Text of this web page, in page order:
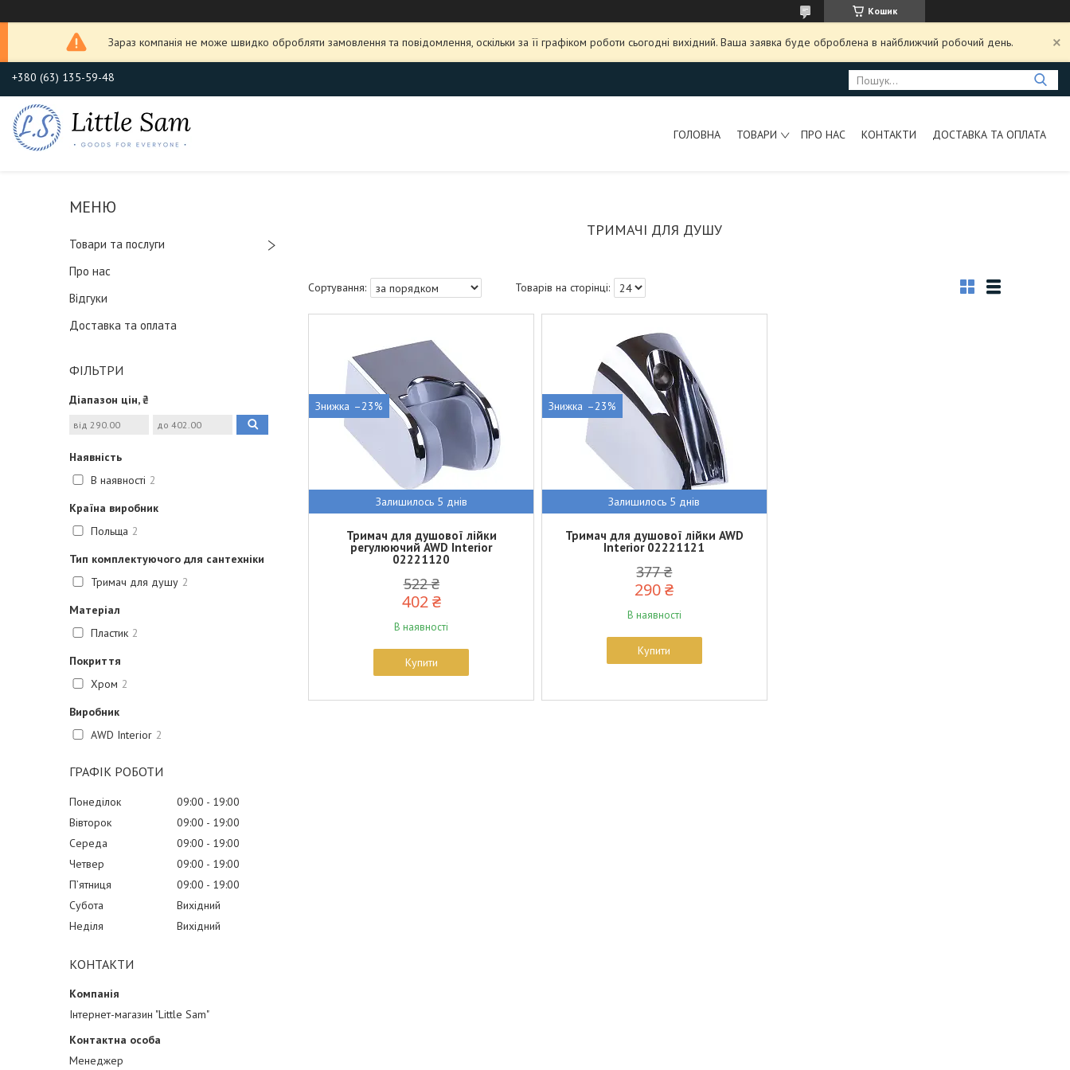
Кошик
Зараз компанія не може швидко обробляти замовлення та повідомлення, оскільки за її графіком роботи сьогодні вихідний. Ваша заявка буде оброблена в найближчий робочий день.
+380 (63) 135-59-48
ГОЛОВНА ТОВАРИ ПРО НАС КОНТАКТИ ДОСТАВКА ТА ОПЛАТА
Товари та послуги
Про нас
Відгуки
Доставка та оплата
ФІЛЬТРИ
Діапазон цін, ₴
Наявність
В наявності 2
Країна виробник
Польща 2
Тип комплектуючого для сантехніки
Тримач для душу 2
Матеріал
Пластик 2
Покриття
Хром 2
Виробник
AWD Interior 2
ГРАФІК РОБОТИ
Понеділок 09:00
19:00
Вівторок
09:00
19:00
Середа
09:00
19:00
Четвер
09:00
19:00
Пʼятниця
09:00
19:00
Субота
Вихідний
Неділя
Вихідний
КОНТАКТИ
Інтернет-магазин "Little Sam"
Менеджер
ТРИМАЧІ ДЛЯ ДУШУ
–23%
Залишилось 5 днів
Тримач для душової лійки
регулюючий AWD Interior
02221120
522 ₴
402 ₴
В наявності
Купити
–23%
Залишилось 5 днів
Тримач для душової лійки AWD
Interior 02221121
377 ₴
290 ₴
В наявності
Купити